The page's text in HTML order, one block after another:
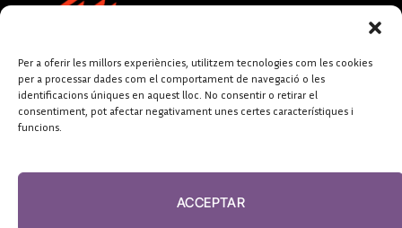
Per a oferir les millors experiències, utilitzem tecnologies com les cookies
per a processar dades com el comportament de navegació o les
identificacions úniques en aquest lloc. No consentir o retirar el
consentiment, pot afectar negativament unes certes característiques i
funcions.
ACCEPTAR
FUNDACIÓ